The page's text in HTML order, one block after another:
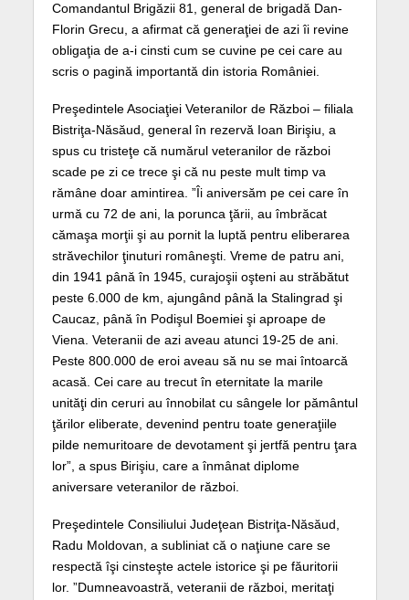
Comandantul Brigăzii 81, general de brigadă Dan-
Florin Grecu, a afirmat că generaţiei de azi îi revine
obligaţia de a-i cinsti cum se cuvine pe cei care au
scris o pagină importantă din istoria României.
Preşedintele Asociaţiei Veteranilor de Război – filiala
Bistriţa-Năsăud, general în rezervă Ioan Birişiu, a
spus cu tristeţe că numărul veteranilor de război
scade pe zi ce trece şi că nu peste mult timp va
rămâne doar amintirea. ”Îi aniversăm pe cei care în
urmă cu 72 de ani, la porunca ţării, au îmbrăcat
cămaşa morţii şi au pornit la luptă pentru eliberarea
străvechilor ţinuturi româneşti. Vreme de patru ani,
din 1941 până în 1945, curajoşii oşteni au străbătut
peste 6.000 de km, ajungând până la Stalingrad şi
Caucaz, până în Podişul Boemiei şi aproape de
Viena. Veteranii de azi aveau atunci 19-25 de ani.
Peste 800.000 de eroi aveau să nu se mai întoarcă
acasă. Cei care au trecut în eternitate la marile
unităţi din ceruri au înnobilat cu sângele lor pământul
ţărilor eliberate, devenind pentru toate generaţiile
pilde nemuritoare de devotament şi jertfă pentru ţara
lor”, a spus Birişiu, care a înmânat diplome
aniversare veteranilor de război.
Preşedintele Consiliului Judeţean Bistriţa-Năsăud,
Radu Moldovan, a subliniat că o naţiune care se
respectă îşi cinsteşte actele istorice şi pe făuritorii
lor. ”Dumneavoastră, veteranii de război, meritaţi